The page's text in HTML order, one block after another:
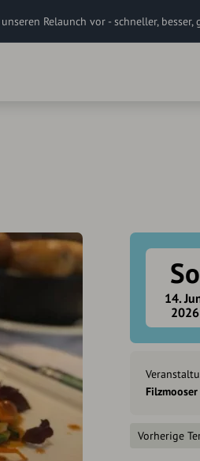
Relaunch vor - schneller, besser,
So
14.
2026
Vorherige